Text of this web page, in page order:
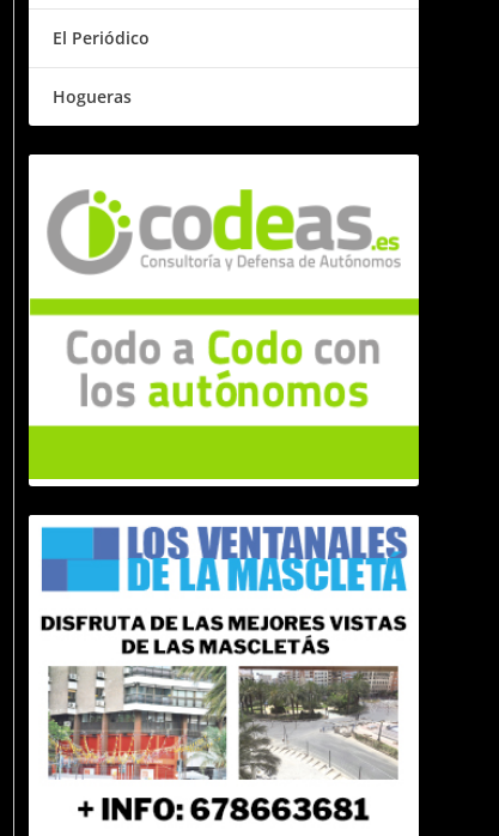
El Periódico
Hogueras